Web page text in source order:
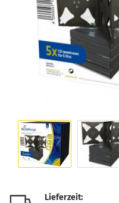
Lieferzeit: